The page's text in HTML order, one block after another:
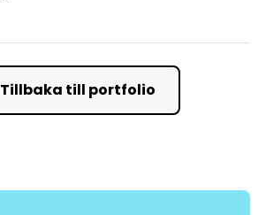
till portfolio